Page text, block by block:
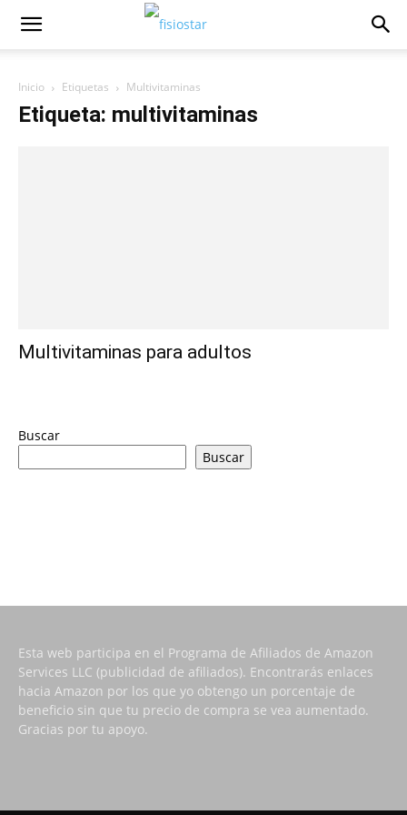
Inicio Etiquetas Multivitaminas
Etiqueta: multivitaminas
Multivitaminas para adultos
Buscar
Buscar
Esta web participa en el Programa de Afiliados de Amazon
Services LLC (publicidad de afiliados). Encontrarás enlaces
hacia Amazon por los que yo obtengo un porcentaje de
beneficio sin que tu precio de compra se vea aumentado.
Gracias por tu apoyo.